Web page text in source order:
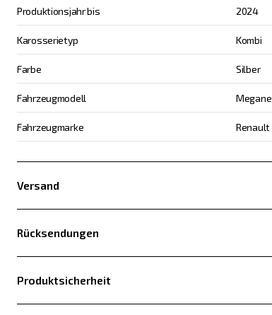
Produktionsjahr bis 2024
Karosserietyp Kombi
Farbe Silber
Fahrzeugmodell Megane
Fahrzeugmarke Renault
Versand
Rücksendungen
Produktsicherheit